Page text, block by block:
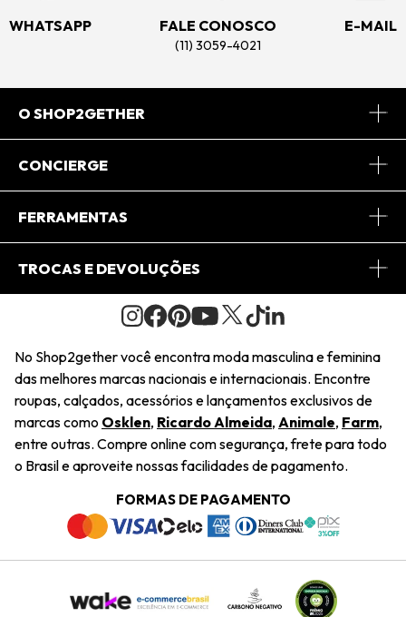
WHATSAPP FALE CONOSCO
(11) 3059-4021
E-MAIL
O SHOP2GETHER
Sobre Nós
Journal
Saiu na Mídia
Sustentabilidade
Navegando
Termos e Condições
Trabalhe Conosco
CONCIERGE
Central de Relacionamento
Regulamento e Promoções
FERRAMENTAS
Minha Conta
Pedido de Presente
Wishlist
TROCAS E DEVOLUÇÕES
Condições Gerais
Troca Fácil
Restituição de Pagamento
Dúvidas Frequentes
Termos e Condições
Política de Privacidade
No Shop2gether você encontra moda masculina e feminina
das melhores marcas nacionais e internacionais. Encontre
roupas, calçados, acessórios e lançamentos exclusivos de
marcas como Osklen, Ricardo Almeida, Animale, Farm,
entre outras. Compre online com segurança, frete para todo
o Brasil e aproveite nossas facilidades de pagamento.
FORMAS DE PAGAMENTO